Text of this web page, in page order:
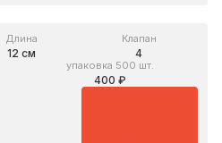
Длина
12 см
Клапан
4
упаковка 500 шт.
400 ₽